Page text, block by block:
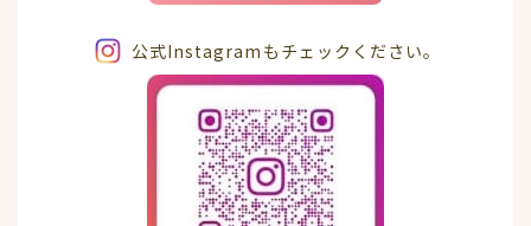
公式Instagramもチェックください。